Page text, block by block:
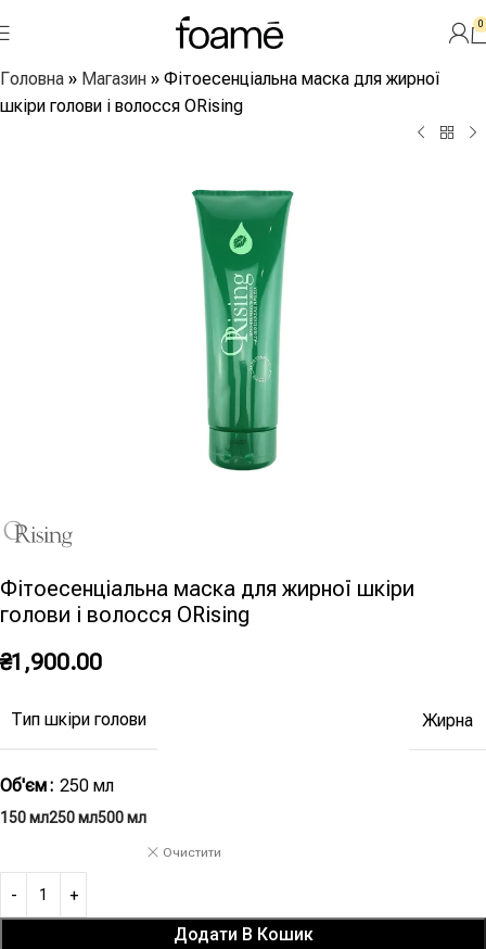
0
Головна » Магазин » Фітоесенціальна маска для жирної
шкіри голови і волосся ORising
Фітоесенціальна маска для жирної шкіри
голови і волосся ORising
₴1,900.00
Тип шкіри голови Жирна
Об'єм 250 мл
150 мл250 мл500 мл
Очистити
Додати В Кошик